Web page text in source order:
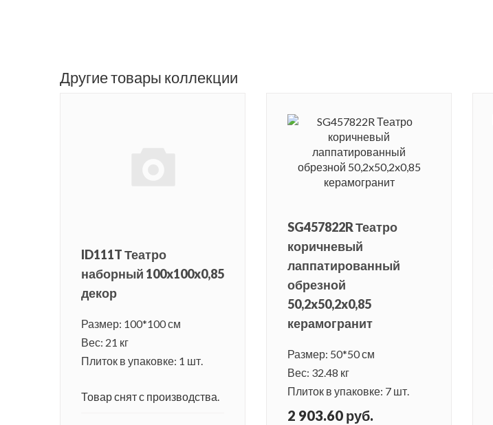
Другие товары коллекции
ID111T Театро
наборный 100x100x0,85
декор
Размер: 100*100 см
Вес: 21 кг
Плиток в упаковке: 1 шт.
Товар снят с производства.
SG457822R Театро
коричневый
лаппатированный
обрезной
50,2x50,2x0,85
керамогранит
Размер: 50*50 см
Вес: 32.48 кг
Плиток в упаковке: 7 шт.
2 903.60 руб.